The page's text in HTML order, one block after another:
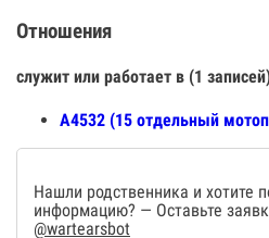
Отношения
служит или работает в (1
А4532 (15 отдельный
Нашли родственника и хотите
информацию? — Оставьте
@wartearsbot